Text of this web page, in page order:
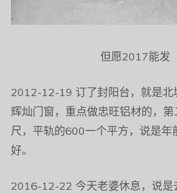
但愿2017能发
2012-12-19 订了封阳台，就是北
辉灿门窗，重点做忠旺铝材的，
尺，平轨的600一个平方，说是年
好。
2016-12-22 今天老婆休息，说是